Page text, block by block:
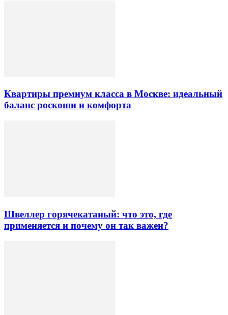
Квартиры премиум класса в Москве: идеальный
баланс роскоши и комфорта
Швеллер горячекатаный: что это, где
применяется и почему он так важен?